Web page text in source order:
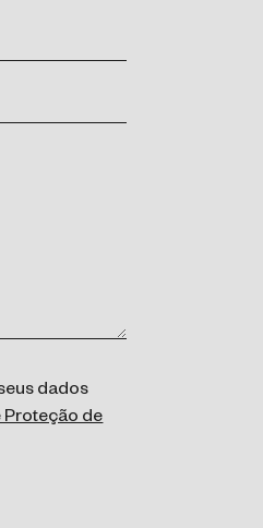
dados
Proteção de